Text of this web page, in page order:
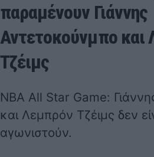
παραμένουν Γιάννης
Αντετοκούνμπο και
Τζέιμς
NBA All Star Game:
και Λεμπρόν Τζέιμς δεν
αγωνιστούν.